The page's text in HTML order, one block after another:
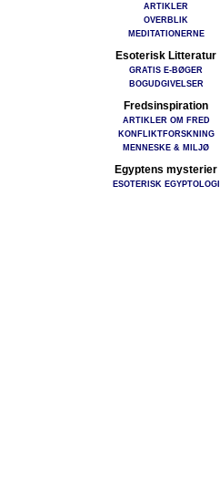
ARTIKLER
OVERBLIK
MEDITATIONERNE
Esoterisk Litteratur
GRATIS E-BØGER
BOGUDGIVELSER
Fredsinspiration
ARTIKLER OM FRED
KONFLIKTFORSKNING
MENNESKE & MILJØ
Egyptens mysterier
ESOTERISK EGYPTOLOGI